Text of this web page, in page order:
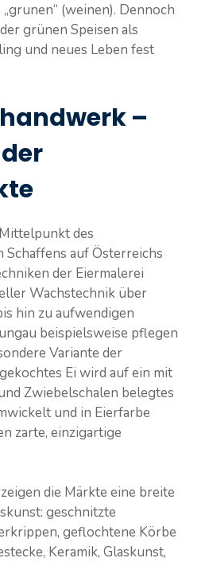
(weinen). Dennoch
grünen Speisen als
und neues Leben fest
–
des
auf Österreichs
der Eiermalerei
Wachstechnik über
hin zu aufwendigen
beispielsweise pflegen
Variante der
Ei wird auf ein mit
Zwiebelschalen belegtes
und in Eierfarbe
zarte, einzigartige
die Märkte eine breite
geschnitzte
geflochtene Körbe
Keramik, Glaskunst,